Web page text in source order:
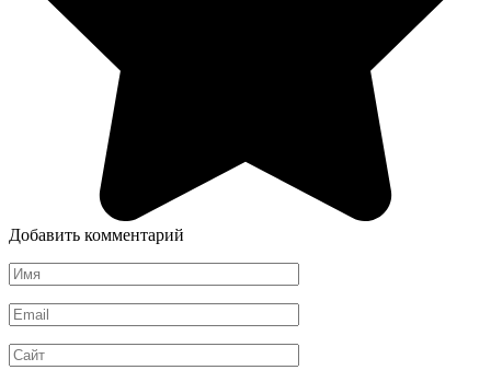
Добавить комментарий
Имя
*
Email
*
Сайт